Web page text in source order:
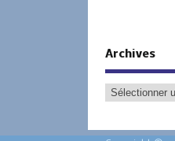
Archives